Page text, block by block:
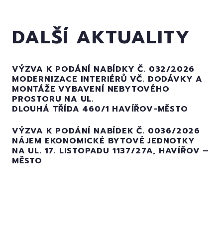
DALŠÍ AKTUALITY
VÝZVA K PODÁNÍ NABÍDKY Č. 032/2026
MODERNIZACE INTERIÉRŮ VČ. DODÁVKY A
MONTÁŽE VYBAVENÍ NEBYTOVÉHO
PROSTORU NA UL.
DLOUHÁ TŘÍDA 460/1 HAVÍŘOV-MĚSTO
VÝZVA K PODÁNÍ NABÍDEK Č. 0036/2026
NÁJEM EKONOMICKÉ BYTOVÉ JEDNOTKY
NA UL. 17. LISTOPADU 1137/27A, HAVÍŘOV –
MĚSTO